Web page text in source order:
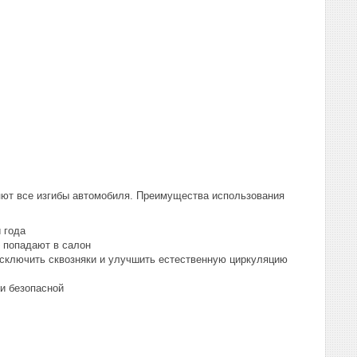
все изгибы автомобиля. Преимущества использования
года
попадают в салон
сквозняки и улучшить естественную циркуляцию
безопасной